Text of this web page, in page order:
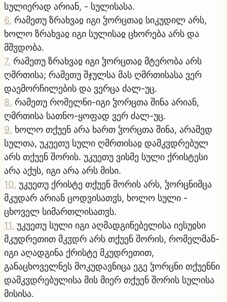
სულიერად არიან, - სულისასა.
6. რამეთუ ზრახვაჲ იგი ჴორცთაჲ სიკუდილ არს,
ხოლო ზრახვაჲ იგი სულისაჲ ცხორება არს და
მშჳდობა.
7. რამეთუ ზრახვაჲ იგი ჴორცთაჲ მტერობა არს
ღმრთისა; რამეთუ შჯულსა მას ღმრთისასა ვერ
დაემორჩილების და ვერცა ძალ-უც.
8. რამეთუ რომელნი-იგი ჴორცთა შინა არიან,
ღმრთისა სათნო-ყოფად ვერ ძალ-უც.
9. ხოლო თქუენ არა ხართ ჴორცთა შინა, არამედ
სულთა, უკუეთუ სული ღმრთისაჲ დამკჳდრებულ
არს თქუენ შორის. უკუეთუ ვისმე სული ქრისტესი
არა აქუს, იგი არა არს მისი.
10. უკუეთუ ქრისტე თქუენ შორის არს, ჴორცნიმცა
მკუდარ არიან ცოდვისათჳს, ხოლო სული -
ცხოველ სიმართლისათჳს.
11. უკუეთუ სული იგი აღმადგინებელისა იესუჲსი
მკუდრეთით მკჳდრ არს თქუენ შორის, რომელმან-
იგი აღადგინა ქრისტე მკუდრეთით,
განაცხოველნეს მოკუდავნიცა ეგე ჴორცნი თქუენნი
დამკჳდრებულისა მის მიერ თქუენ შორის სულისა
მისისა.